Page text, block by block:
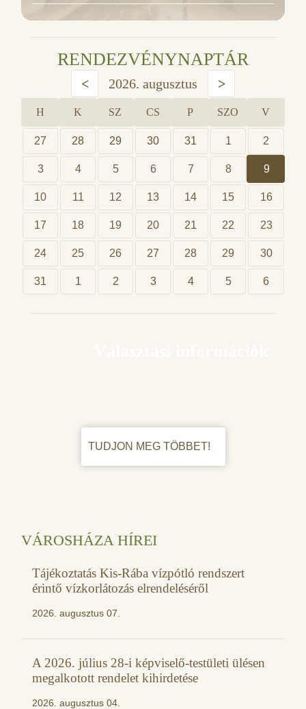
RENDEZVÉNYNAPTÁR
< 2026. augusztus >
H K SZ CS P SZO V
27 28 29 30 31 1 2
3 4 5 6 7 8 9
10 11 12 13 14 15 16
17 18 19 20 21 22 23
24 25 26 27 28 29 30
31 1 2 3 4 5 6
TUDJON MEG TÖBBET!
VÁROSHÁZA HÍREI
Tájékoztatás Kis-Rába vízpótló rendszert
érintő vízkorlátozás elrendeléséről
2026. augusztus 07.
A 2026. július 28-i képviselő-testületi ülésen
megalkotott rendelet kihirdetése
2026. augusztus 04.